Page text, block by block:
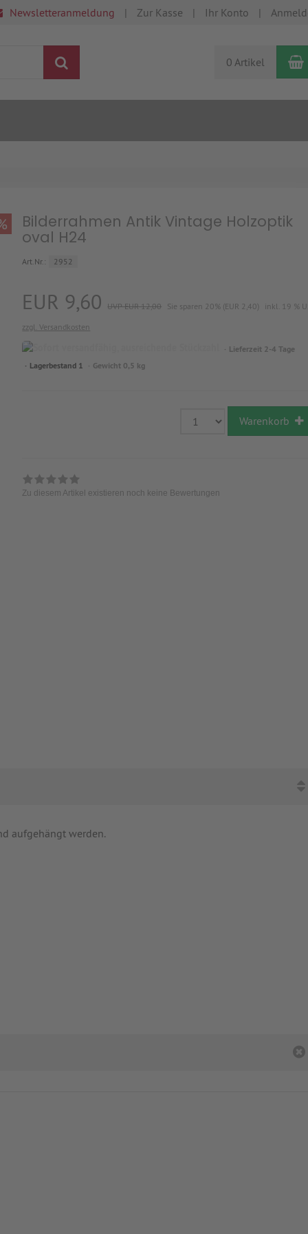
Newsletteranmeldung Zur Kasse Ihr Konto
0 Artikel
Bilderrahmen Antik Vintage Holzoptik
oval H24
Art.Nr.: 2952
EUR 9,60 UVP EUR 12,00 Sie sparen 20% (EUR 2,40)
inkl. 19 %
zzgl. Versandkosten
Lieferzeit 2-4 Tage
Lagerbestand 1
Gewicht 0,5 kg
Warenkorb
Zu diesem Artikel existieren noch keine Bewertungen
aufgehängt werden.